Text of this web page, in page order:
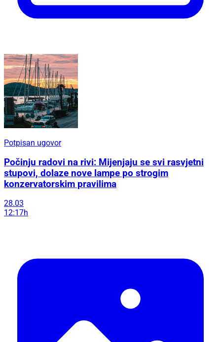
Potpisan ugovor
Počinju radovi na rivi: Mijenjaju se svi rasvjetni
stupovi, dolaze nove lampe po strogim
konzervatorskim pravilima
28.03
12:17h